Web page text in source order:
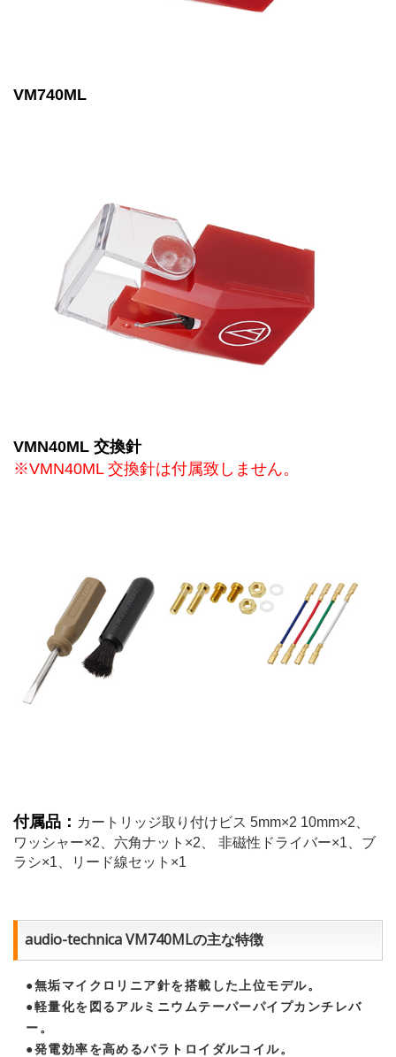
VM740ML
VMN40ML 交換針
※VMN40ML 交換針は付属致しません。
付属品： カートリッジ取り付けビス 5mm×2 10mm×2、
ワッシャー×2、六角ナット×2、 非磁性ドライバー×1、ブ
ラシ×1、リード線セット×1
audio-technica VM740MLの主な特徴
●無垢マイクロリニア針を搭載した上位モデル。
●軽量化を図るアルミニウムテーパーパイプカンチレバ
ー。
●発電効率を高めるパラトロイダルコイル。